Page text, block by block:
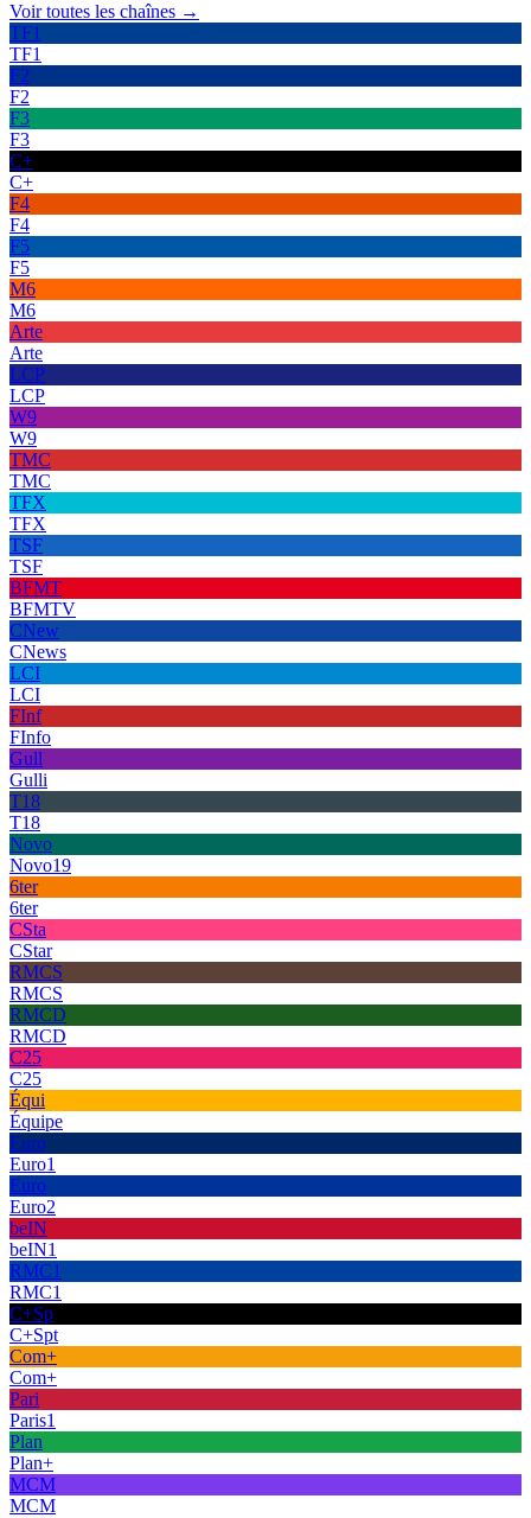
Voir toutes les chaînes →
TF1
TF1
F2
F2
F3
F3
C+
C+
F4
F4
F5
F5
M6
M6
Arte
Arte
LCP
LCP
W9
W9
TMC
TMC
TFX
TFX
TSF
TSF
BFMT
BFMTV
CNew
CNews
LCI
LCI
FInf
FInfo
Gull
Gulli
T18
T18
Novo
Novo19
6ter
6ter
CSta
CStar
RMCS
RMCS
RMCD
RMCD
C25
C25
Équi
Équipe
Euro
Euro1
Euro
Euro2
beIN
beIN1
RMC1
RMC1
C+Sp
C+Spt
Com+
Com+
Pari
Paris1
Plan
Plan+
MCM
MCM